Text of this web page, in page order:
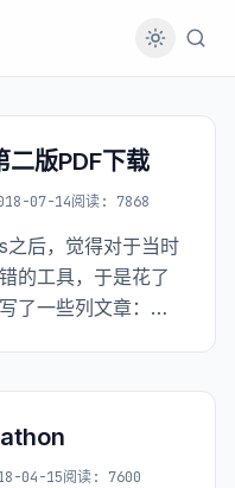
版PDF下载
07-14阅读: 7868
后，觉得对于当时
的工具，于是花了
了一些列文章：
04-15阅读: 7600